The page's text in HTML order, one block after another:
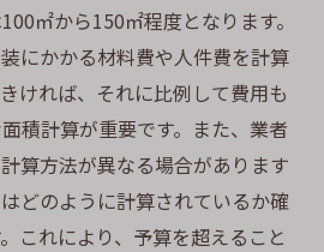
㎡から150㎡程度となります。
にかかる材料費や人件費を計算
ければ、それに比例して費用も
積計算が重要です。また、業者
算方法が異なる場合があります
どのように計算されているか確
これにより、予算を超えること